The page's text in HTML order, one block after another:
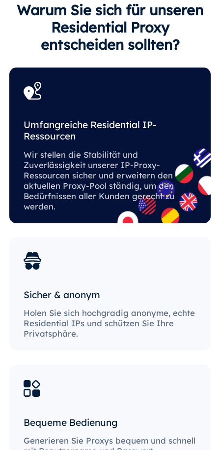
Warum Sie sich für unseren
Residential Proxy
entscheiden sollten?
Umfangreiche Residential IP-
Ressourcen
Wir stellen die Stabilität und
Zuverlässigkeit unserer IP-Proxy-
Ressourcen sicher und erweitern den
aktuellen Proxy-Pool ständig, um den
Bedürfnissen aller Kunden gerecht zu
werden.
Sicher & anonym
Holen Sie sich hochgradig anonyme, echte
Residential IPs und schützen Sie Ihre
Privatsphäre.
Bequeme Bedienung
Generieren Sie Proxys bequem und schnell